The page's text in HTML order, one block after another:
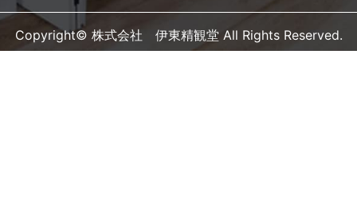
Copyright© 株式会社 伊東精観堂 All Rights Reserved.